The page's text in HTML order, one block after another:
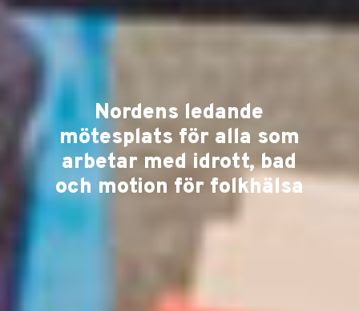
Nordens ledande
mötesplats för alla som
arbetar med idrott, bad
och motion för folkhälsa